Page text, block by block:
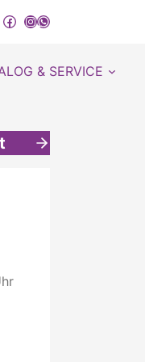
Facebook
Instagram
WhatsApp Kanal von detmold-lutherisch
& SERVICE